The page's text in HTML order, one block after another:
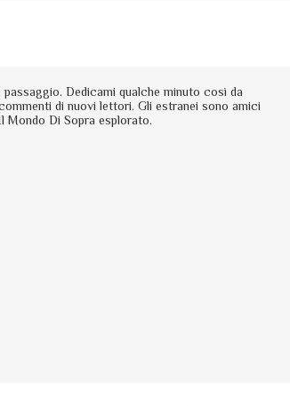
Dedicami qualche minuto così da
di nuovi lettori. Gli estranei sono amici
Mondo Di Sopra esplorato.